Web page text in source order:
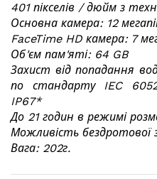
401 пікселів / дюйм з
Основна камера: 12
FaceTime HD камера: 7
Об'єм пам'яті: 64 GB
Захист від попадання
по стандарту IEC
IP67*
До 21 годин в режимі
Можливість бездротової
Вага: 202г.